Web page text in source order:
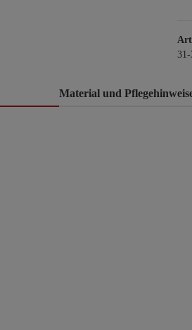
31-
Material und